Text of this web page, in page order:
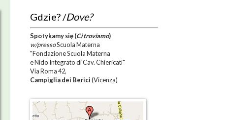
Gdzie? /Dove?
Spotykamy się(Ci troviamo)
w/pressoScuola Materna
"Fondazione Scuola Materna
e Nido Integrato di Cav. Chiericati"
Via Roma 42,
Campiglia dei Berici(Vicenza)